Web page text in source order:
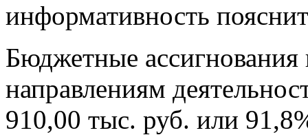
информативность
Бюджетные
направлениям
910,00 тыс. руб. или